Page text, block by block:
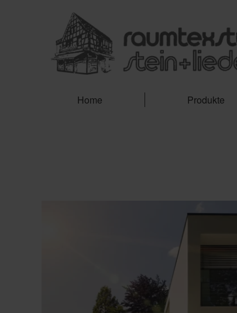
Home Produkte